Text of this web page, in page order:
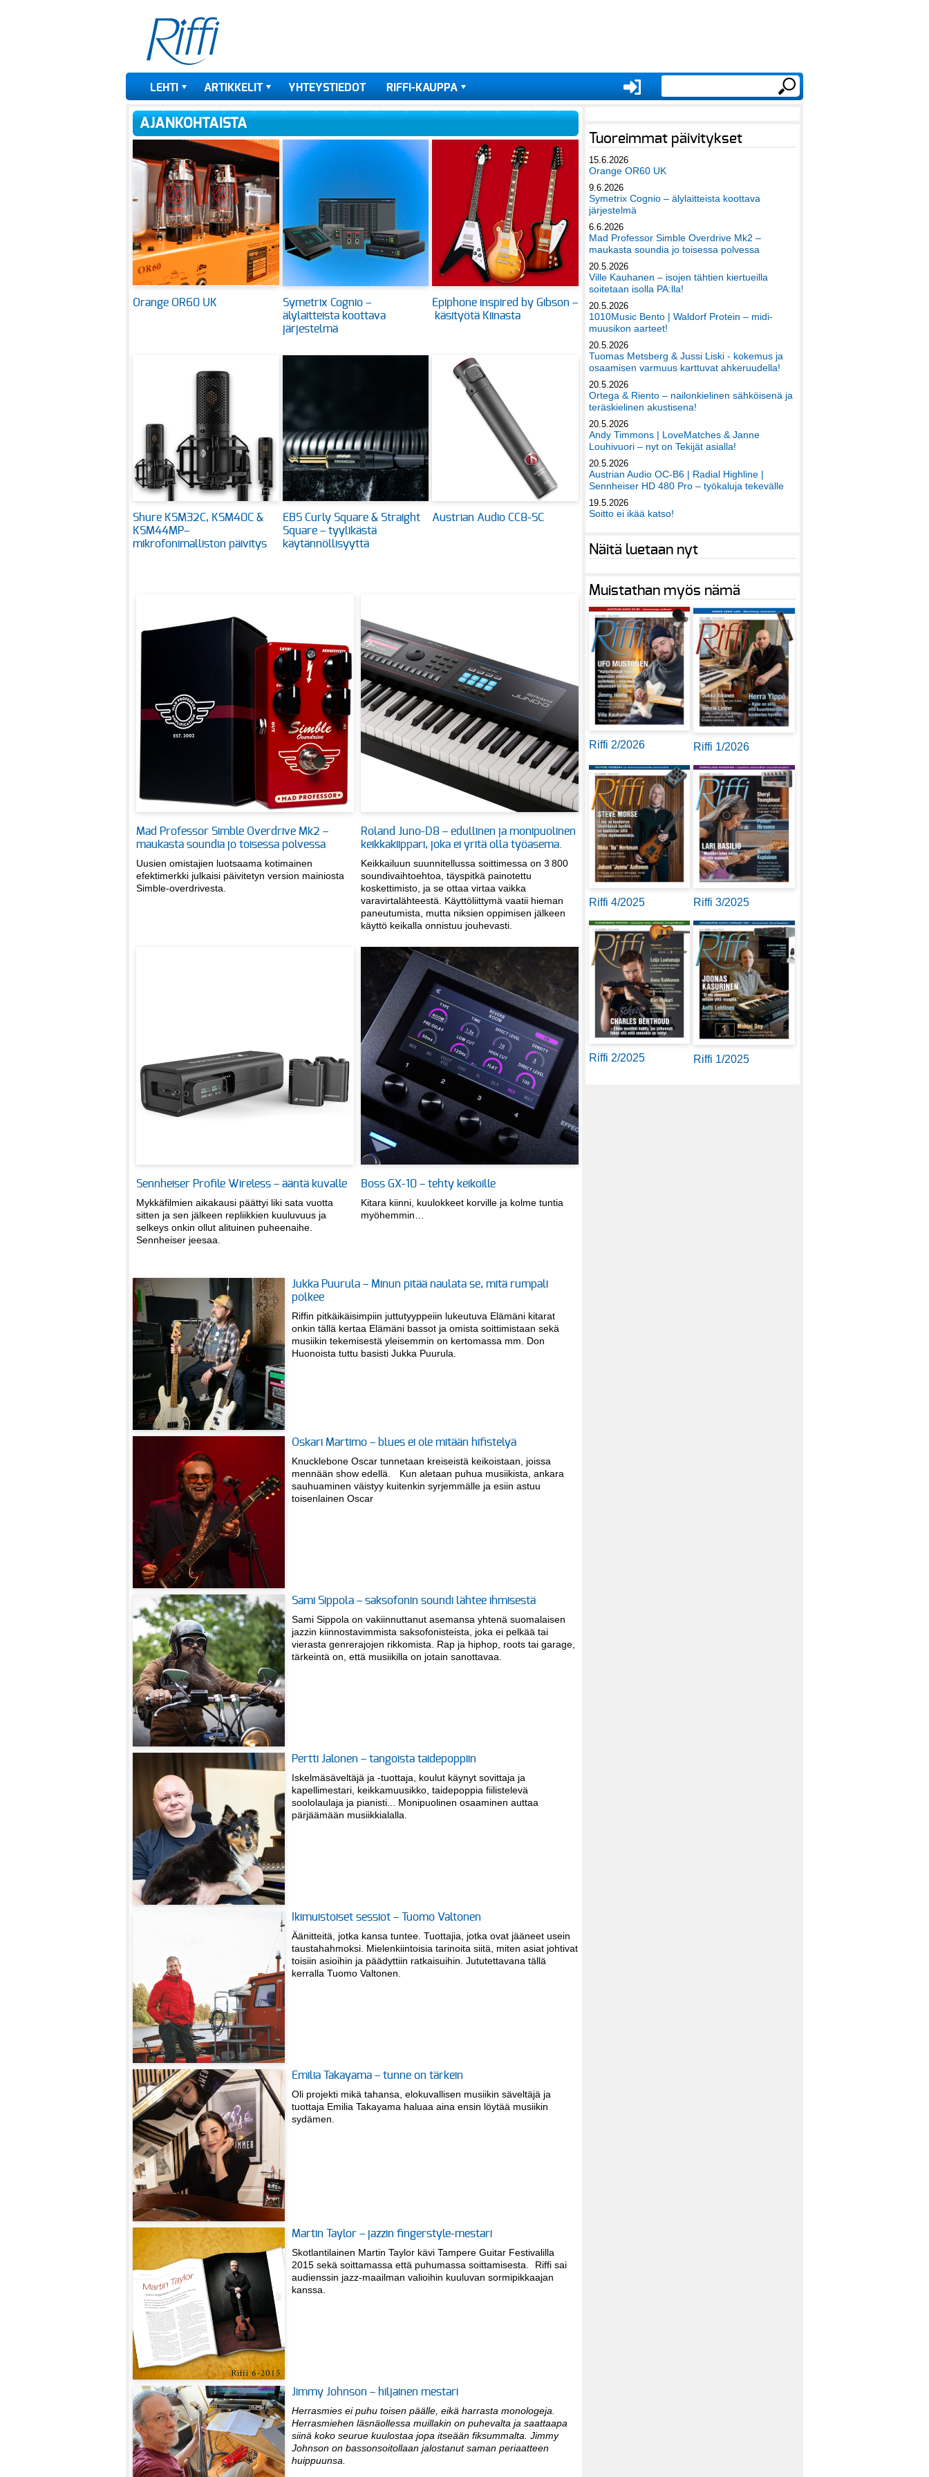
LEHTI ARTIKKELIT YHTEYSTIEDOT RIFFI-KAUPPA
AJANKOHTAISTA
Orange OR60 UK
Symetrix Cognio –
älylaitteista koottava
järjestelmä
Epiphone inspired by Gibson –
käsityötä Kiinasta
Shure KSM32C, KSM40C &
KSM44MP–
mikrofonimalliston päivitys
EBS Curly Square & Straight
Square – tyylikästä
käytännöllisyyttä
Austrian Audio CC8-SC
Mad Professor Simble Overdrive Mk2 –
maukasta soundia jo toisessa polvessa
Uusien omistajien luotsaama kotimainen
efektimerkki julkaisi päivitetyn version mainiosta
Simble-overdrivesta.
Roland Juno-D8 – edullinen ja monipuolinen
keikkakiippari, joka ei yritä olla työasema.
Keikkailuun suunnitellussa soittimessa on 3 800
soundivaihtoehtoa, täyspitkä painotettu
koskettimisto, ja se ottaa virtaa vaikka
varavirtalähteestä. Käyttöliittymä vaatii hieman
paneutumista, mutta niksien oppimisen jälkeen
käyttö keikalla onnistuu jouhevasti.
Sennheiser Profile Wireless – ääntä kuvalle
Mykkäfilmien aikakausi päättyi liki sata vuotta
sitten ja sen jälkeen repliikkien kuuluvuus ja
selkeys onkin ollut alituinen puheenaihe.
Sennheiser jeesaa.
Boss GX-10 – tehty keikoille
Kitara kiinni, kuulokkeet korville ja kolme tuntia
myöhemmin…
Jukka Puurula – Minun pitää naulata se, mitä rumpali
polkee
Riffin pitkäikäisimpiin juttutyyppeiin lukeutuva Elämäni kitarat
onkin tällä kertaa Elämäni bassot ja omista soittimistaan sekä
musiikin tekemisestä yleisemmin on kertomassa mm. Don
Huonoista tuttu basisti Jukka Puurula.
Oskari Martimo – blues ei ole mitään hifistelyä
Knucklebone Oscar tunnetaan kreiseistä keikoistaan, joissa
mennään show edellä. Kun aletaan puhua musiikista, ankara
sauhuaminen väistyy kuitenkin syrjemmälle ja esiin astuu
toisenlainen Oscar
Sami Sippola – saksofonin soundi lähtee ihmisestä
Sami Sippola on vakiinnuttanut asemansa yhtenä suomalaisen
jazzin kiinnostavimmista saksofonisteista, joka ei pelkää tai
vierasta genrerajojen rikkomista. Rap ja hiphop, roots tai garage,
tärkeintä on, että musiikilla on jotain sanottavaa.
Pertti Jalonen – tangoista taidepoppiin
Iskelmäsäveltäjä ja -tuottaja, koulut käynyt sovittaja ja
kapellimestari, keikkamuusikko, taidepoppia fiilistelevä
soololaulaja ja pianisti... Monipuolinen osaaminen auttaa
pärjäämään musiikkialalla.
Ikimuistoiset sessiot – Tuomo Valtonen
Äänitteitä, jotka kansa tuntee. Tuottajia, jotka ovat jääneet usein
taustahahmoksi. Mielenkiintoisia tarinoita siitä, miten asiat johtivat
toisiin asioihin ja päädyttiin ratkaisuihin. Jututettavana tällä
kerralla Tuomo Valtonen.
Emilia Takayama – tunne on tärkein
Oli projekti mikä tahansa, elokuvallisen musiikin säveltäjä ja
tuottaja Emilia Takayama haluaa aina ensin löytää musiikin
sydämen.
Martin Taylor – jazzin fingerstyle-mestari
Skotlantilainen Martin Taylor kävi Tampere Guitar Festivalilla
2015 sekä soittamassa että puhumassa soittamisesta. Riffi sai
audienssin jazz-maailman valioihin kuuluvan sormipikkaajan
kanssa.
Jimmy Johnson – hiljainen mestari
Herrasmies ei puhu toisen päälle, eikä harrasta monologeja.
Herrasmiehen läsnäollessa muillakin on puhevalta ja saattaapa
siinä koko seurue kuulostaa jopa itseään fiksummalta. Jimmy
Johnson on bassonsoitollaan jalostanut saman periaatteen
huippuunsa.
Tuoreimmat päivitykset
15.6.2026
Orange OR60 UK
9.6.2026
Symetrix Cognio – älylaitteista koottava
järjestelmä
6.6.2026
Mad Professor Simble Overdrive Mk2 –
maukasta soundia jo toisessa polvessa
20.5.2026
Ville Kauhanen – isojen tähtien kiertueilla
soitetaan isolla PA:lla!
20.5.2026
1010Music Bento | Waldorf Protein – midi-
muusikon aarteet!
20.5.2026
Tuomas Metsberg & Jussi Liski - kokemus ja
osaamisen varmuus karttuvat ahkeruudella!
20.5.2026
Ortega & Riento – nailonkielinen sähköisenä ja
teräskielinen akustisena!
20.5.2026
Andy Timmons | LoveMatches & Janne
Louhivuori – nyt on Tekijät asialla!
20.5.2026
Austrian Audio OC-B6 | Radial Highline |
Sennheiser HD 480 Pro – työkaluja tekevälle
19.5.2026
Soitto ei ikää katso!
Näitä luetaan nyt
Muistathan myös nämä
Riffi 2/2026 Riffi 1/2026
Riffi 4/2025 Riffi 3/2025
Riffi 2/2025 Riffi 1/2025